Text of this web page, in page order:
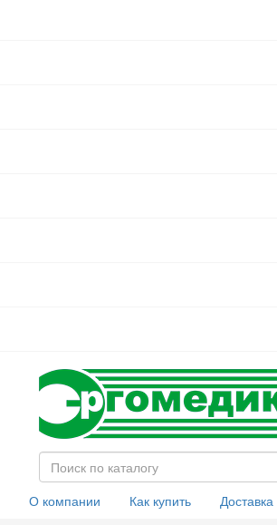
О компании Как купить Доставка